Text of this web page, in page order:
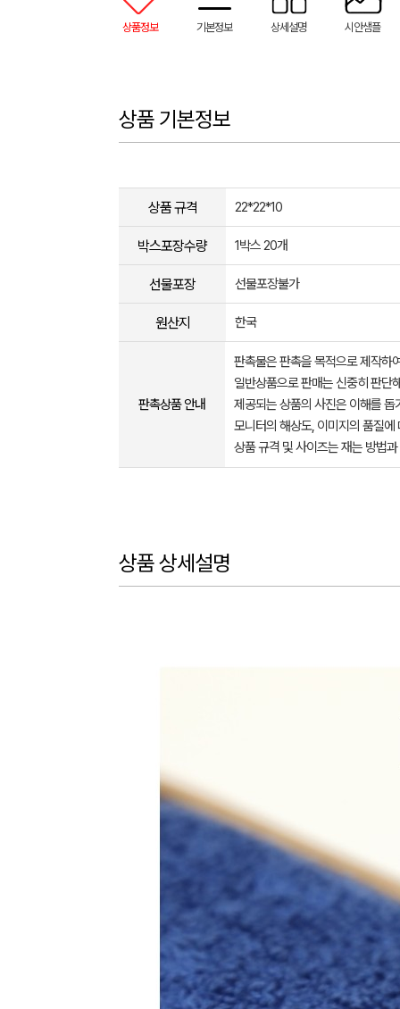
상품정보 기본정보 상세설명 시안샘플
상품 기본정보
상품 규격 22*22*10
박스포장수량 1박스 20개
선물포장 선물포장불가
원산지 한국
판촉상품 안내
판촉물은 판촉을 목적으로 제작하
일반상품으로 판매는 신중히 판단
제공되는 상품의 사진은 이해를
모니터의 해상도, 이미지의 품질
상품 규격 및 사이즈는 재는 방법
상품 상세설명